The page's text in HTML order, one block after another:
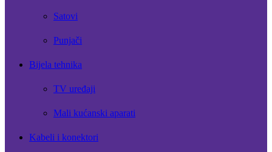
Satovi
Punjači
Bijela tehnika
TV uređaji
Mali kućanski aparati
Kabeli i konektori